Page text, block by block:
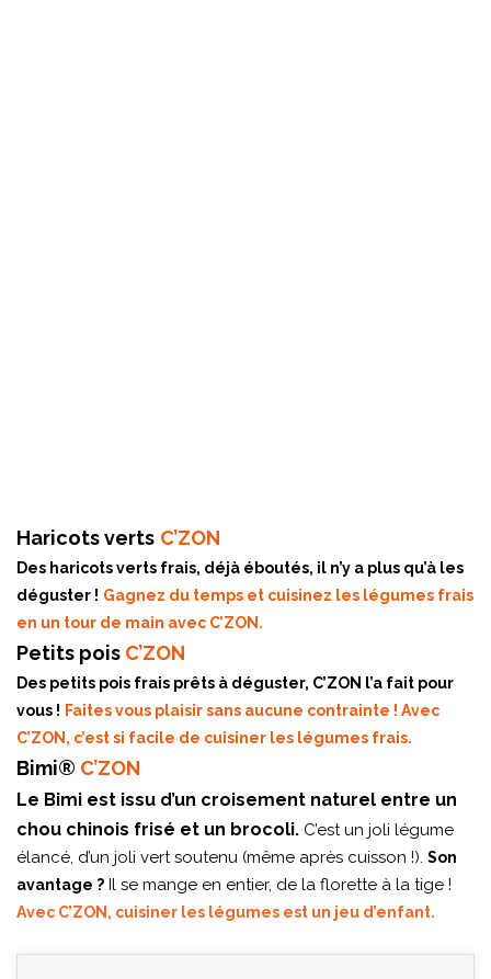
Haricots verts C’ZON
Des haricots verts frais, déjà éboutés, il n’y a plus qu’à les
déguster ! Gagnez du temps et cuisinez les légumes frais
en un tour de main avec C’ZON.
Petits pois C’ZON
Des petits pois frais prêts à déguster, C’ZON l’a fait pour
vous ! Faites vous plaisir sans aucune contrainte ! Avec
C’ZON, c’est si facile de cuisiner les légumes frais.
Bimi® C’ZON
Le Bimi est issu d’un croisement naturel entre un
chou chinois frisé et un brocoli. C’est un joli légume
élancé, d’un joli vert soutenu (même après cuisson !). Son
avantage ? Il se mange en entier, de la florette à la tige !
Avec C’ZON, cuisiner les légumes est un jeu d’enfant.